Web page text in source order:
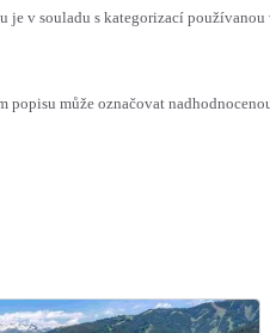
v souladu s kategorizací
popisu může označovat